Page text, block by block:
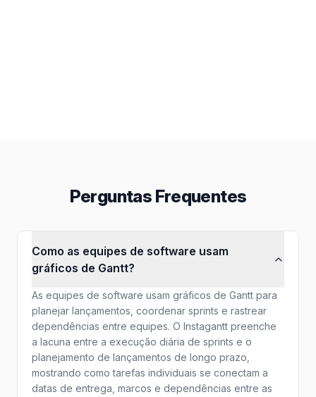
Perguntas Frequentes
Como as equipes de software usam
gráficos de Gantt?
As equipes de software usam gráficos de Gantt para
planejar lançamentos, coordenar sprints e rastrear
dependências entre equipes. O Instagantt preenche
a lacuna entre a execução diária de sprints e o
planejamento de lançamentos de longo prazo,
mostrando como tarefas individuais se conectam a
datas de entrega, marcos e dependências entre as